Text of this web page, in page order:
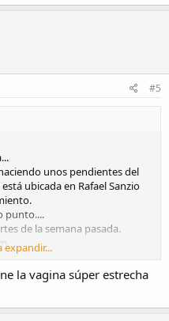
#5
unos pendientes del
ubicada en Rafael Sanzio
punto....
de la semana pasada.
una morena apiñonada
expandir...
la vagina súper estrecha